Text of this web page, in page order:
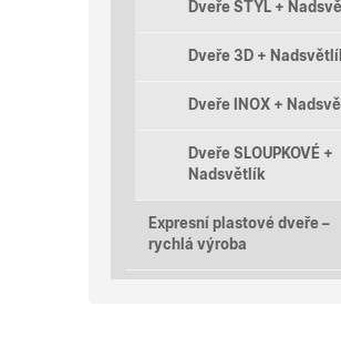
Dveře STYL +
Dveře 3D +
Dveře INOX +
Dveře SLOUPKOVÉ +
Nadsvětlík
Expresní plastové dveře –
rychlá výroba